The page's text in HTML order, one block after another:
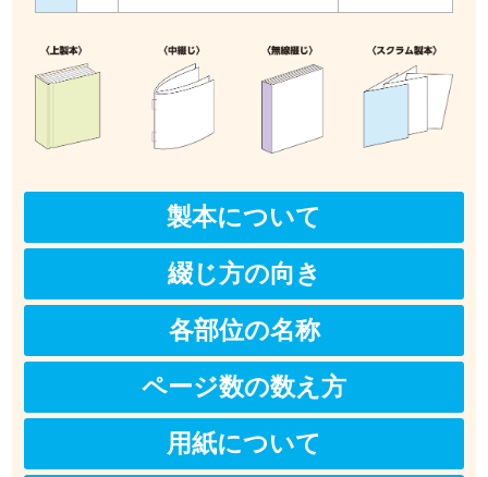
製本について
綴じ方の向き
各部位の名称
ページ数の数え方
用紙について